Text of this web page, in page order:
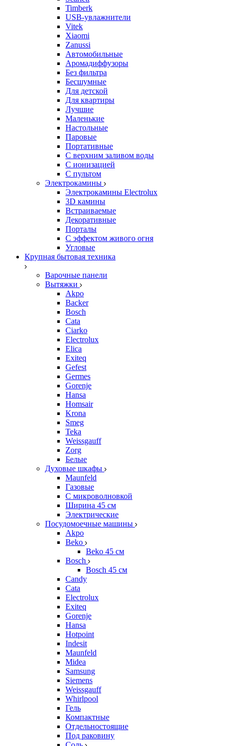
Timberk
USB-увлажнители
Vitek
Xiaomi
Zanussi
Автомобильные
Аромадиффузоры
Без фильтра
Бесшумные
Для детской
Для квартиры
Лучшие
Маленькие
Настольные
Паровые
Портативные
С верхним заливом воды
С ионизацией
С пультом
Электрокамины
Электрокамины Electrolux
3D камины
Встраиваемые
Декоративные
Порталы
С эффектом живого огня
Угловые
Крупная бытовая техника
Варочные панели
Вытяжки
Akpo
Backer
Bosch
Cata
Ciarko
Electrolux
Elica
Exiteq
Gefest
Germes
Gorenje
Hansa
Homsair
Krona
Smeg
Teka
Weissgauff
Zorg
Белые
Духовые шкафы
Maunfeld
Газовые
С микроволновкой
Ширина 45 см
Электрические
Посудомоечные машины
Akpo
Beko
Beko 45 см
Bosch
Bosch 45 см
Candy
Cata
Electrolux
Exiteq
Gorenje
Hansa
Hotpoint
Indesit
Maunfeld
Midea
Samsung
Siemens
Weissgauff
Whirlpool
Гель
Компактные
Отдельностоящие
Под раковину